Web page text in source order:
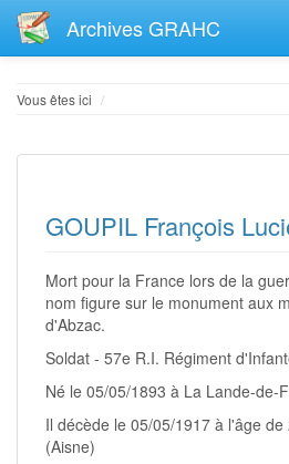
Archives GRAHC
Vous êtes ici
GOUPIL François
Mort pour la France lors de la
nom figure sur le monument aux
d'Abzac.
Soldat - 57e R.I. Régiment
Né le 05/05/1893 à La Lande-de-
Il décède le 05/05/1917 à l'âge
(Aisne)